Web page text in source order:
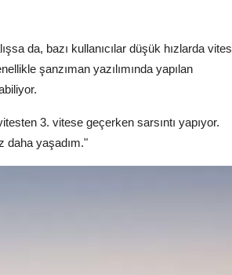
da, bazı kullanıcılar düşük hızlarda vites
şanzıman yazılımında yapılan
3. vitese geçerken sarsıntı yapıyor.
daha yaşadım."